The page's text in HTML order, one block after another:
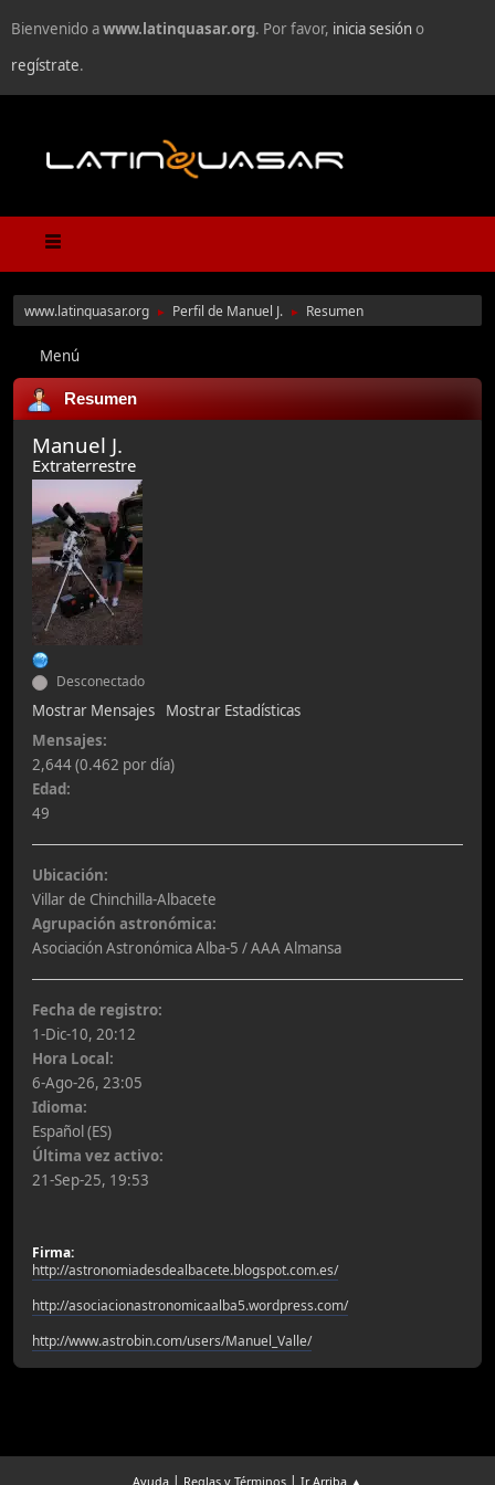
Bienvenido awww.latinquasar.org. Por favor, inicia sesióno
regístrate.
www.latinquasar.org ► Perfil de Manuel J. ► Resumen
Menú
Resumen
Manuel J.
Extraterrestre
Desconectado
Mostrar Mensajes
Mostrar Estadísticas
Mensajes:
2,644 (0.462 por día)
Edad:
49
Ubicación:
Villar de Chinchilla-Albacete
Agrupación astronómica:
Asociación Astronómica Alba-5 / AAA Almansa
Fecha de registro:
1-Dic-10, 20:12
Hora Local:
6-Ago-26, 23:05
Idioma:
Español (ES)
Última vez activo:
21-Sep-25, 19:53
Firma:
http://astronomiadesdealbacete.blogspot.com.es/
http://asociacionastronomicaalba5.wordpress.com/
http://www.astrobin.com/users/Manuel_Valle/
Ayuda | Reglas y Términos | Ir Arriba ▲